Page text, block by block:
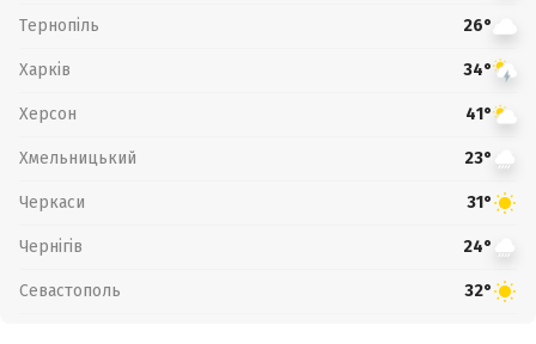
Тернопіль 26°
Харків 34°
Херсон 41°
Хмельницький 23°
Черкаси 31°
Чернігів 24°
Севастополь 32°